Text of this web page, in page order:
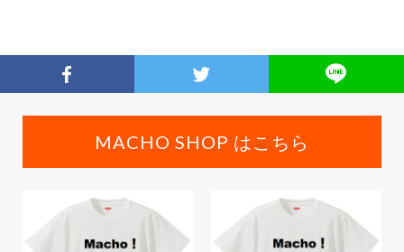
MACHO SHOP はこちら